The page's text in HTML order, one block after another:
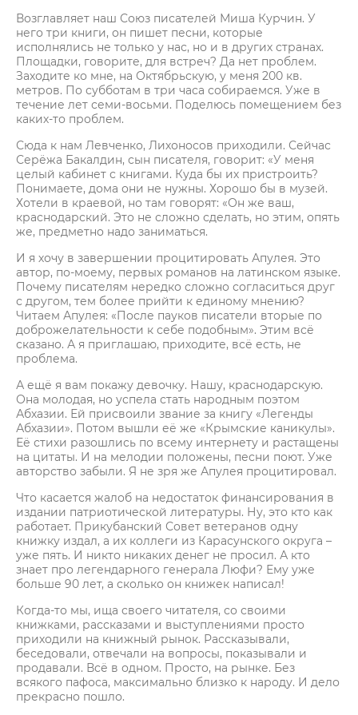
Возглавляет наш Союз писателей Миша Курчин. У
него три книги, он пишет песни, которые
исполнялись не только у нас, но и в других странах.
Площадки, говорите, для встреч? Да нет проблем.
Заходите ко мне, на Октябрьскую, у меня 200 кв.
метров. По субботам в три часа собираемся. Уже в
течение лет семи-восьми. Поделюсь помещением без
каких-то проблем.
Сюда к нам Левченко, Лихоносов приходили. Сейчас
Серёжа Бакалдин, сын писателя, говорит: «У меня
целый кабинет с книгами. Куда бы их пристроить?
Понимаете, дома они не нужны. Хорошо бы в музей.
Хотели в краевой, но там говорят: «Он же ваш,
краснодарский. Это не сложно сделать, но этим, опять
же, предметно надо заниматься.
И я хочу в завершении процитировать Апулея. Это
автор, по-моему, первых романов на латинском языке.
Почему писателям нередко сложно согласиться друг
с другом, тем более прийти к единому мнению?
Читаем Апулея: «После пауков писатели вторые по
доброжелательности к себе подобным». Этим всё
сказано. А я приглашаю, приходите, всё есть, не
проблема.
А ещё я вам покажу девочку. Нашу, краснодарскую.
Она молодая, но успела стать народным поэтом
Абхазии. Ей присвоили звание за книгу «Легенды
Абхазии». Потом вышли её же «Крымские каникулы».
Её стихи разошлись по всему интернету и растащены
на цитаты. И на мелодии положены, песни поют. Уже
авторство забыли. Я не зря же Апулея процитировал.
Что касается жалоб на недостаток финансирования в
издании патриотической литературы. Ну, это кто как
работает. Прикубанский Совет ветеранов одну
книжку издал, а их коллеги из Карасунского округа –
уже пять. И никто никаких денег не просил. А кто
знает про легендарного генерала Люфи? Ему уже
больше 90 лет, а сколько он книжек написал!
Когда-то мы, ища своего читателя, со своими
книжками, рассказами и выступлениями просто
приходили на книжный рынок. Рассказывали,
беседовали, отвечали на вопросы, показывали и
продавали. Всё в одном. Просто, на рынке. Без
всякого пафоса, максимально близко к народу. И дело
прекрасно пошло.